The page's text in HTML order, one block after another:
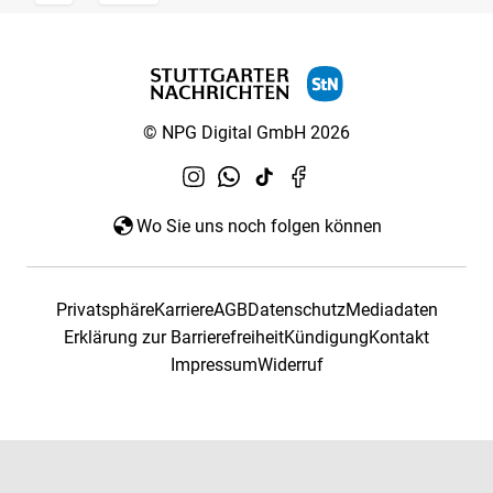
© NPG Digital GmbH 2026
Wo Sie uns noch folgen können
PrivatsphäreKarriereAGBDatenschutzMediadaten
Erklärung zur BarrierefreiheitKündigungKontakt
ImpressumWiderruf